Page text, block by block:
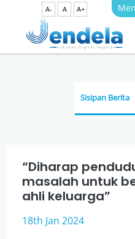
A- A A+
Berita
Sisipan Berita
“Diharap
masalah untuk
ahli keluarga”
18th Jan 2024